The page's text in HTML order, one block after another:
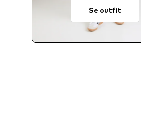
Se outfit